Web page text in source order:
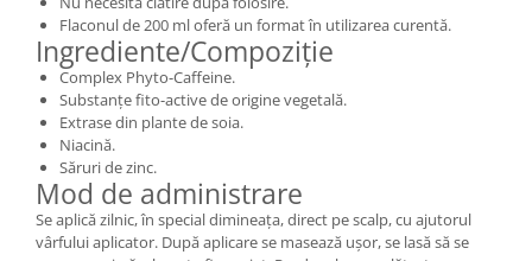
Flaconul de 200 ml oferă un format în utilizarea curentă.
Ingrediente/Compoziție
Complex Phyto-Caffeine.
Substanțe fito-active de origine vegetală.
Extrase din plante de soia.
Niacină.
Săruri de zinc.
Mod de administrare
Se aplică zilnic, în special dimineața, direct pe scalp, cu ajutorul
vârfului aplicator. După aplicare se masează ușor, se lasă să se